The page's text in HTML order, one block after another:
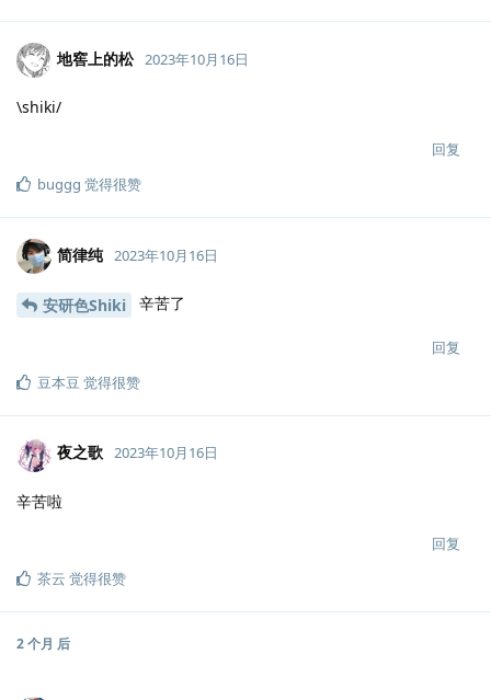
地窖上的松 2023年10月16日
\shiki/
回复
buggg 觉得很赞
简律纯 2023年10月16日
安研色Shiki 辛苦了
回复
豆本豆 觉得很赞
夜之歌 2023年10月16日
辛苦啦
回复
茶云 觉得很赞
2 个月 后